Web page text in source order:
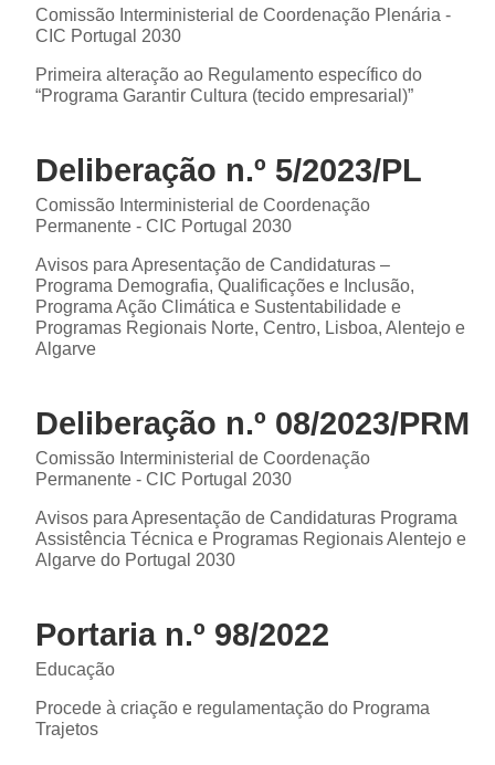
Comissão Interministerial de Coordenação Plenária -
CIC Portugal 2030
Primeira alteração ao Regulamento específico do
“Programa Garantir Cultura (tecido empresarial)”
Deliberação n.º 5/2023/PL
Comissão Interministerial de Coordenação
Permanente - CIC Portugal 2030
Avisos para Apresentação de Candidaturas –
Programa Demografia, Qualificações e Inclusão,
Programa Ação Climática e Sustentabilidade e
Programas Regionais Norte, Centro, Lisboa, Alentejo e
Algarve
Deliberação n.º 08/2023/PRM
Comissão Interministerial de Coordenação
Permanente - CIC Portugal 2030
Avisos para Apresentação de Candidaturas Programa
Assistência Técnica e Programas Regionais Alentejo e
Algarve do Portugal 2030
Portaria n.º 98/2022
Educação
Procede à criação e regulamentação do Programa
Trajetos